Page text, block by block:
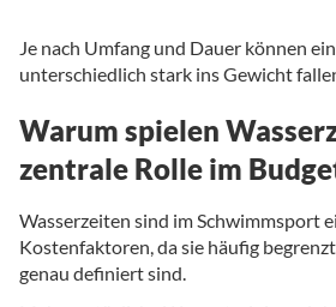
Je nach Umfang und Dauer können
unterschiedlich stark ins Gewicht
Warum spielen
zentrale Rolle im
Wasserzeiten sind im Schwimmsport
Kostenfaktoren, da sie häufig
genau definiert sind.